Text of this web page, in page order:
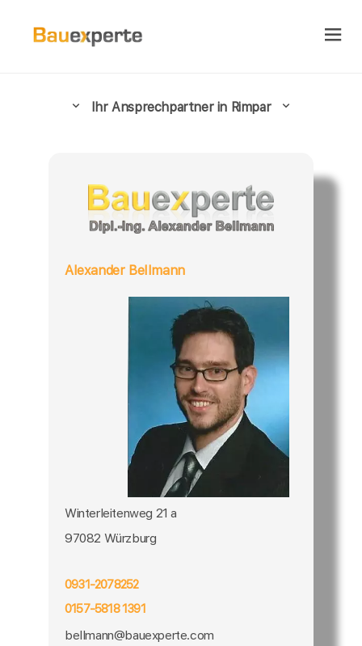
Ihr Ansprechpartner in Rimpar
Alexander Bellmann
Winterleitenweg 21 a
97082 Würzburg
0931-2078252
0157-5818 1391
bellmann@bauexperte.com